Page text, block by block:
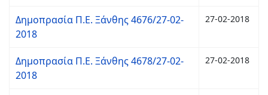
Δημοπρασία Π.Ε. Ξάνθης 4676/27-02-
2018
27-02-2018
Δημοπρασία Π.Ε. Ξάνθης 4678/27-02-
2018
27-02-2018